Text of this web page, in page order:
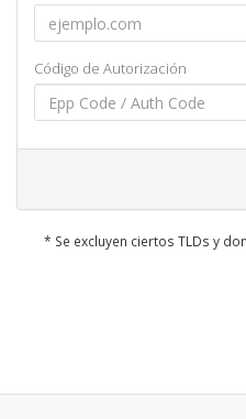
Código de Autorización
* Se excluyen ciertos TLDs y